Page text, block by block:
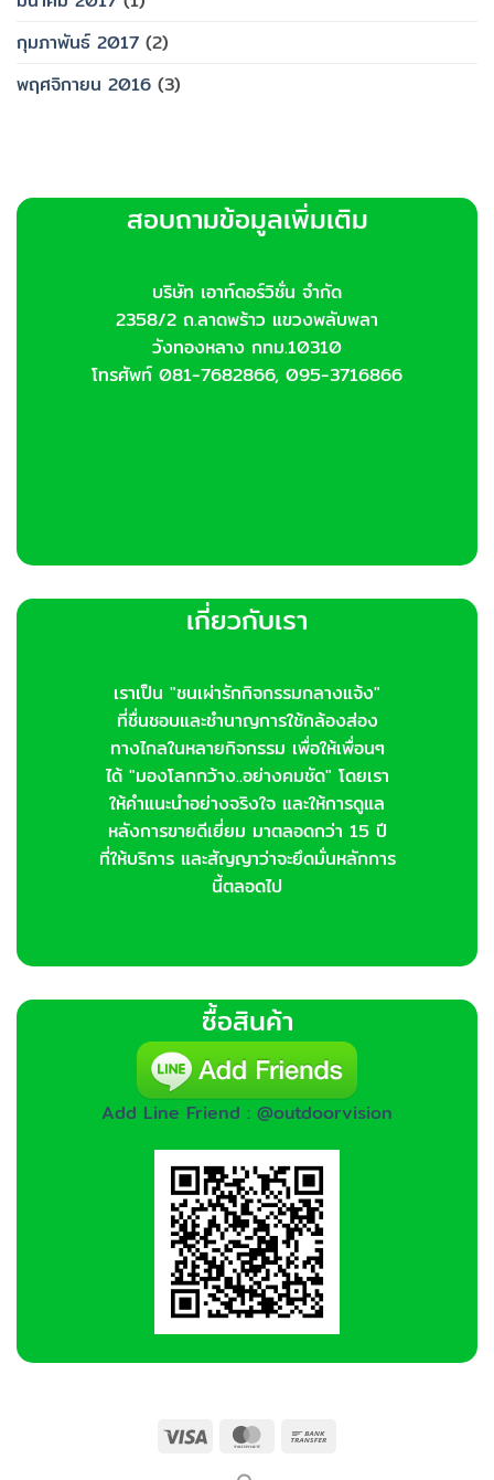
กุมภาพันธ์ 2017 (2)
พฤศจิกายน 2016 (3)
สอบถามข้อมูลเพิ่มเติม
บริษัท เอาท์ดอร์วิชั่น จำกัด
2358/2 ถ.ลาดพร้าว แขวงพลับพลา
วังทองหลาง กทม.10310
โทรศัพท์ 081-7682866, 095-3716866
เกี่ยวกับเรา
เราเป็น "ชนเผ่ารักกิจกรรมกลางแจ้ง"
ที่ชื่นชอบและชำนาญการใช้กล้องส่อง
ทางไกลในหลายกิจกรรม เพื่อให้เพื่อนๆ
ได้ "มองโลกกว้าง..อย่างคมชัด" โดยเรา
ให้คำแนะนำอย่างจริงใจ และให้การดูแล
หลังการขายดีเยี่ยม มาตลอดกว่า 15 ปี
ที่ให้บริการ และสัญญาว่าจะยึดมั่นหลักการ
นี้ตลอดไป
ซื้อสินค้า
Add Line Friend : @outdoorvision
Visa MasterCard